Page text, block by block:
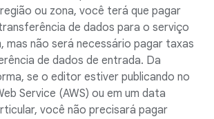
ou zona, você terá que pagar
de dados para o serviço
mas não será necessário pagar taxas
de dados de entrada. Da
se o editor estiver publicando no
Service (AWS) ou em um data
você não precisará pagar